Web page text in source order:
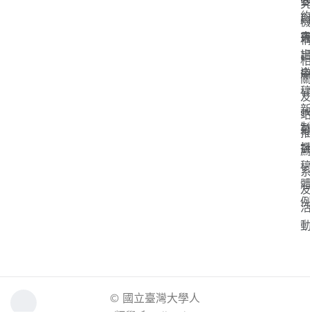
© 國立臺灣大學人
類學系. All rights